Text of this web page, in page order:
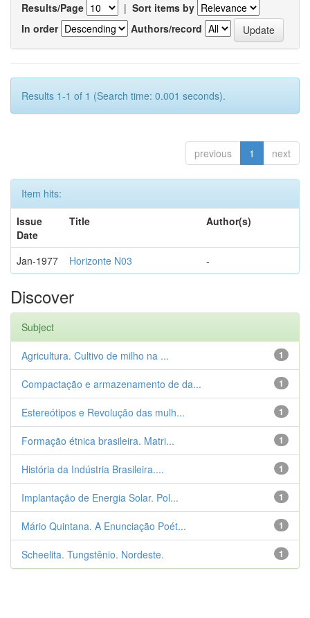
Results/Page | Sort items by
In order
Authors/record
Results 1-1 of 1 (Search time: 0.001 seconds).
previous 1 next
Item hits:
Issue
Date
Title Author(s)
Jan-1977 Horizonte N03 -
Discover
Subject
1
Agricultura. Cultivo de milho na ...
1
Compactação e armazenamento de da...
1
Estereótipos e Revolução das mulh...
1
Formação étnica brasileira. Matri...
1
História da Indústria Brasileira....
1
Implantação de Energia Solar. Pol...
1
Mário Quintana. A Enunciação Poét...
1
Scheelita. Tungstênio. Nordeste.